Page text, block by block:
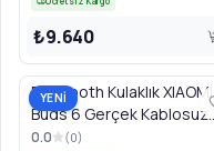
₺9.640
YENİ
Bluetooth Kulaklık XIAOMI
Buds 6 Gerçek Kablosuz
BHR09GTGL Nebula Mor
0.0 (0)